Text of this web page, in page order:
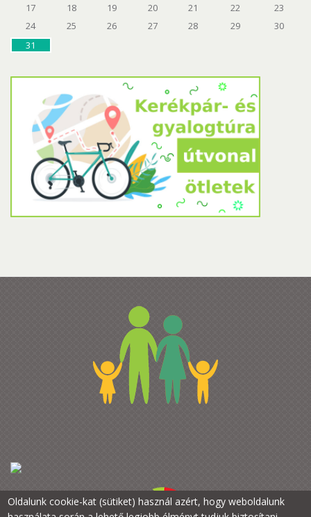
17
18 19 20 21 22
23
24
25 26 27 28 29
30
31
Oldalunk cookie-kat (sütiket) használ azért, hogy weboldalunk